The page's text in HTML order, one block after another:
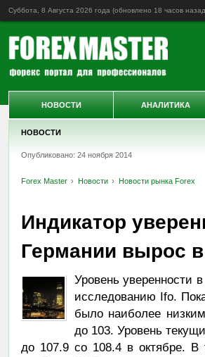
Суббота, 8 Августа 2026 года (обновлено 18 часов назад
НОВОСТИ
Опубликовано: 24 ноября 2014
Forex Master Новости Новости рынка Forex
Индикатор
Германии вырос
Уровень уверенности
исследованию Ifo.
было наиболее
до 103. Уровень
до 107.9 со 108.4 в октябре.
НОВОСТИ АНАЛИТИКА